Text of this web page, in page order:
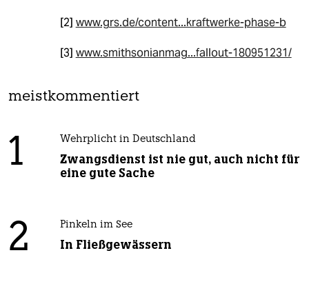
[2] www.grs.de/content...kraftwerke-phase-b
[3] www.smithsonianmag...fallout-180951231/
meistkommentiert
1 Wehrplicht in Deutschland
Zwangsdienst ist nie gut, auch nicht für
eine gute Sache
2 Pinkeln im See
In Fließgewässern